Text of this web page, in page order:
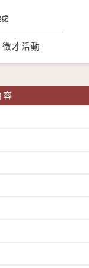
處
徵才活動
容